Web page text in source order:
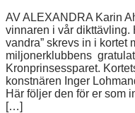
AV ALEXANDRA Karin
vinnaren i vår dikttävling.
vandra” skrevs in i kortet
miljonerklubbens
Kronprinsessparet.
konstnären Inger
Här följer den för er som
[…]